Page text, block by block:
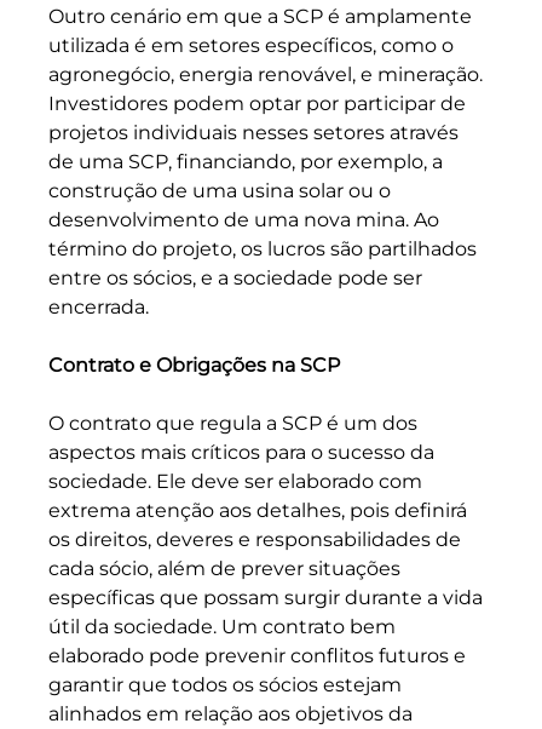
Outro cenário em que a SCP é amplamente
utilizada é em setores específicos, como o
agronegócio, energia renovável, e mineração.
Investidores podem optar por participar de
projetos individuais nesses setores através
de uma SCP, financiando, por exemplo, a
construção de uma usina solar ou o
desenvolvimento de uma nova mina. Ao
término do projeto, os lucros são partilhados
entre os sócios, e a sociedade pode ser
encerrada.
Contrato e Obrigações na SCP
O contrato que regula a SCP é um dos
aspectos mais críticos para o sucesso da
sociedade. Ele deve ser elaborado com
extrema atenção aos detalhes, pois definirá
os direitos, deveres e responsabilidades de
cada sócio, além de prever situações
específicas que possam surgir durante a vida
útil da sociedade. Um contrato bem
elaborado pode prevenir conflitos futuros e
garantir que todos os sócios estejam
alinhados em relação aos objetivos da